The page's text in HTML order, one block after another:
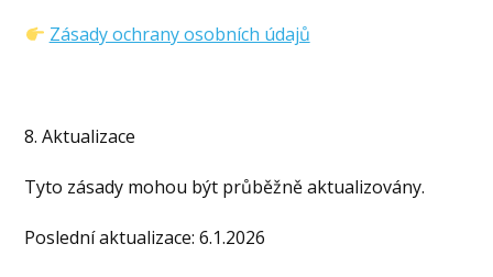
Zásady ochrany osobních údajů
8. Aktualizace
Tyto zásady mohou být průběžně aktualizovány.
Poslední aktualizace: 6.1.2026